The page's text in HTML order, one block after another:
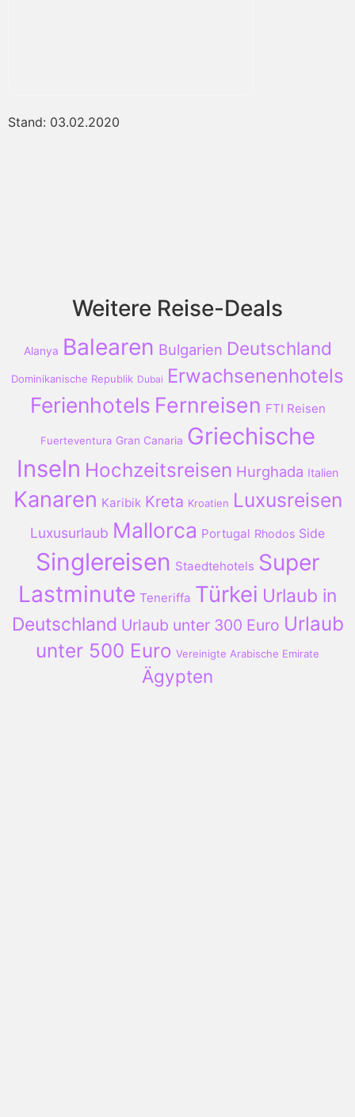
Stand: 03.02.2020
Weitere Reise-Deals
Alanya Balearen Bulgarien Deutschland
Dominikanische Republik Dubai Erwachsenenhotels
Ferienhotels Fernreisen FTI Reisen
Fuerteventura Gran Canaria Griechische
Inseln Hochzeitsreisen Hurghada Italien
Kanaren Karibik Kreta Kroatien Luxusreisen
Luxusurlaub Mallorca Portugal Rhodos Side
Singlereisen Staedtehotels Super
Lastminute Teneriffa Türkei Urlaub in
Deutschland Urlaub unter 300 Euro Urlaub
unter 500 Euro Vereinigte Arabische Emirate
Ägypten